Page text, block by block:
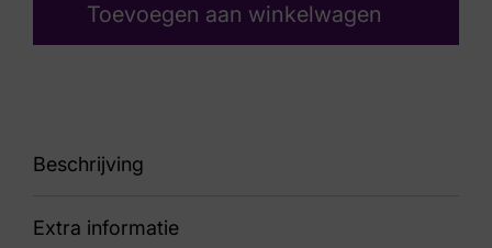
Toevoegen aan winkelwagen
Beschrijving
86 Line
Extra informatie